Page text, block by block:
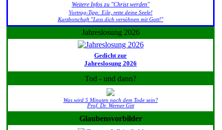
Weitere Infos zu "Christ werden"
Vortrag-Tipp: Eile, rette deine Seele!
Kurzbotschaft "Lass dich versöhnen mit Gott!"
Jahreslosung 2026
Gedicht zur
Jahreslosung 2026
Tod - und dann?
Was wird 5 Minuten nach dem Tode sein?
Prof. Dr. Werner Gitt
Glaubensvorbilder